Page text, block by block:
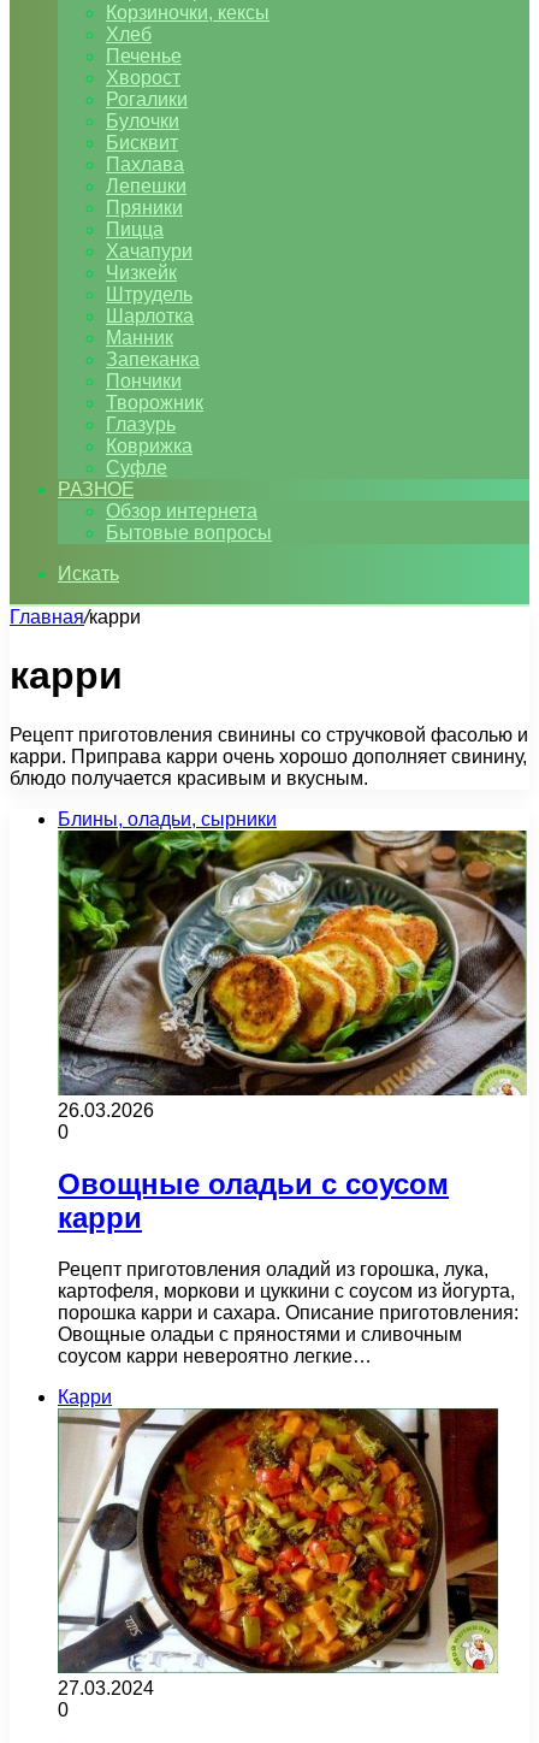
Корзиночки, кексы
Хлеб
Печенье
Хворост
Рогалики
Булочки
Бисквит
Пахлава
Лепешки
Пряники
Пицца
Хачапури
Чизкейк
Штрудель
Шарлотка
Манник
Запеканка
Пончики
Творожник
Глазурь
Коврижка
Суфле
РАЗНОЕ
Обзор интернета
Бытовые вопросы
Искать
Главная/карри
карри
Рецепт приготовления свинины со стручковой фасолью и
карри. Приправа карри очень хорошо дополняет свинину,
блюдо получается красивым и вкусным.
Блины, оладьи, сырники
26.03.2026
0
Овощные оладьи с соусом
карри
Рецепт приготовления оладий из горошка, лука,
картофеля, моркови и цуккини с соусом из йогурта,
порошка карри и сахара. Описание приготовления:
Овощные оладьи с пряностями и сливочным
соусом карри невероятно легкие…
Карри
27.03.2024
0